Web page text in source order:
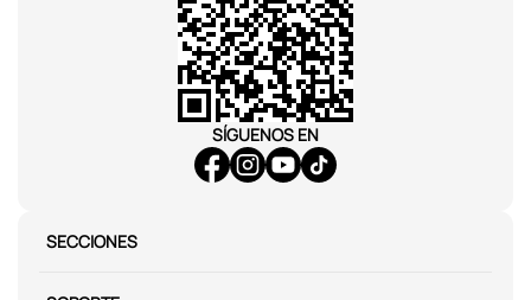
SÍGUENOS EN
SECCIONES